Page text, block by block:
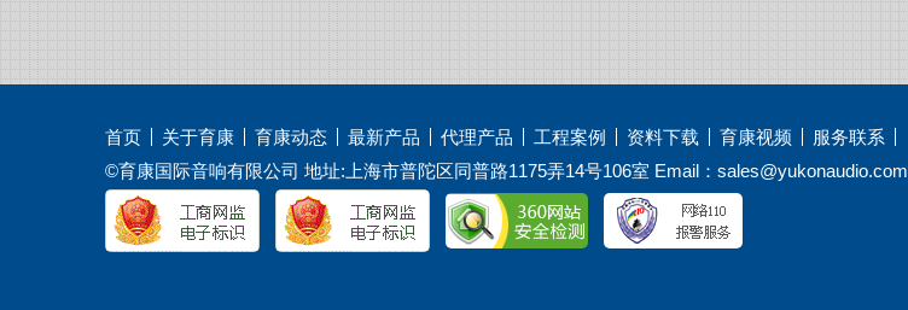
首页 关于育康 育康动态 最新产品 代理产品 工程案例 资料下载 育康视频
服务联系
©育康国际音响有限公司 地址:上海市普陀区同普路1175弄14号106室 Email：sales@yukonaudio.com